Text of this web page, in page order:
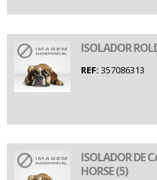
ISOLADOR
REF: 357086313
ISOLADOR DE
HORSE (5)